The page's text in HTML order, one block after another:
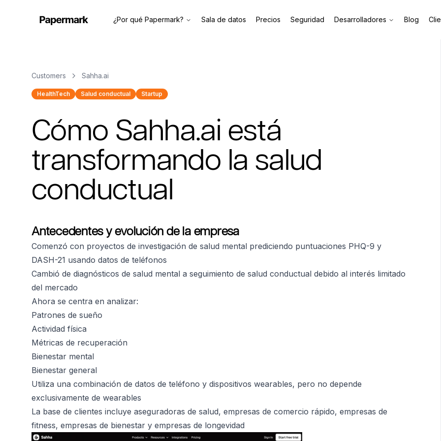
¿Por qué Papermark? Sala de datos Precios Seguridad Desarrolladores Blog
Customers Sahha.ai
HealthTech Salud conductual Startup
Cómo Sahha.ai está
transformando la salud
conductual
Antecedentes y evolución de la empresa
Comenzó con proyectos de investigación de salud mental prediciendo puntuaciones PHQ-9 y
DASH-21 usando datos de teléfonos
Cambió de diagnósticos de salud mental a seguimiento de salud conductual debido al interés limitado
del mercado
Ahora se centra en analizar:
Patrones de sueño
Actividad física
Métricas de recuperación
Bienestar mental
Bienestar general
Utiliza una combinación de datos de teléfono y dispositivos wearables, pero no depende
exclusivamente de wearables
La base de clientes incluye aseguradoras de salud, empresas de comercio rápido, empresas de
fitness, empresas de bienestar y empresas de longevidad